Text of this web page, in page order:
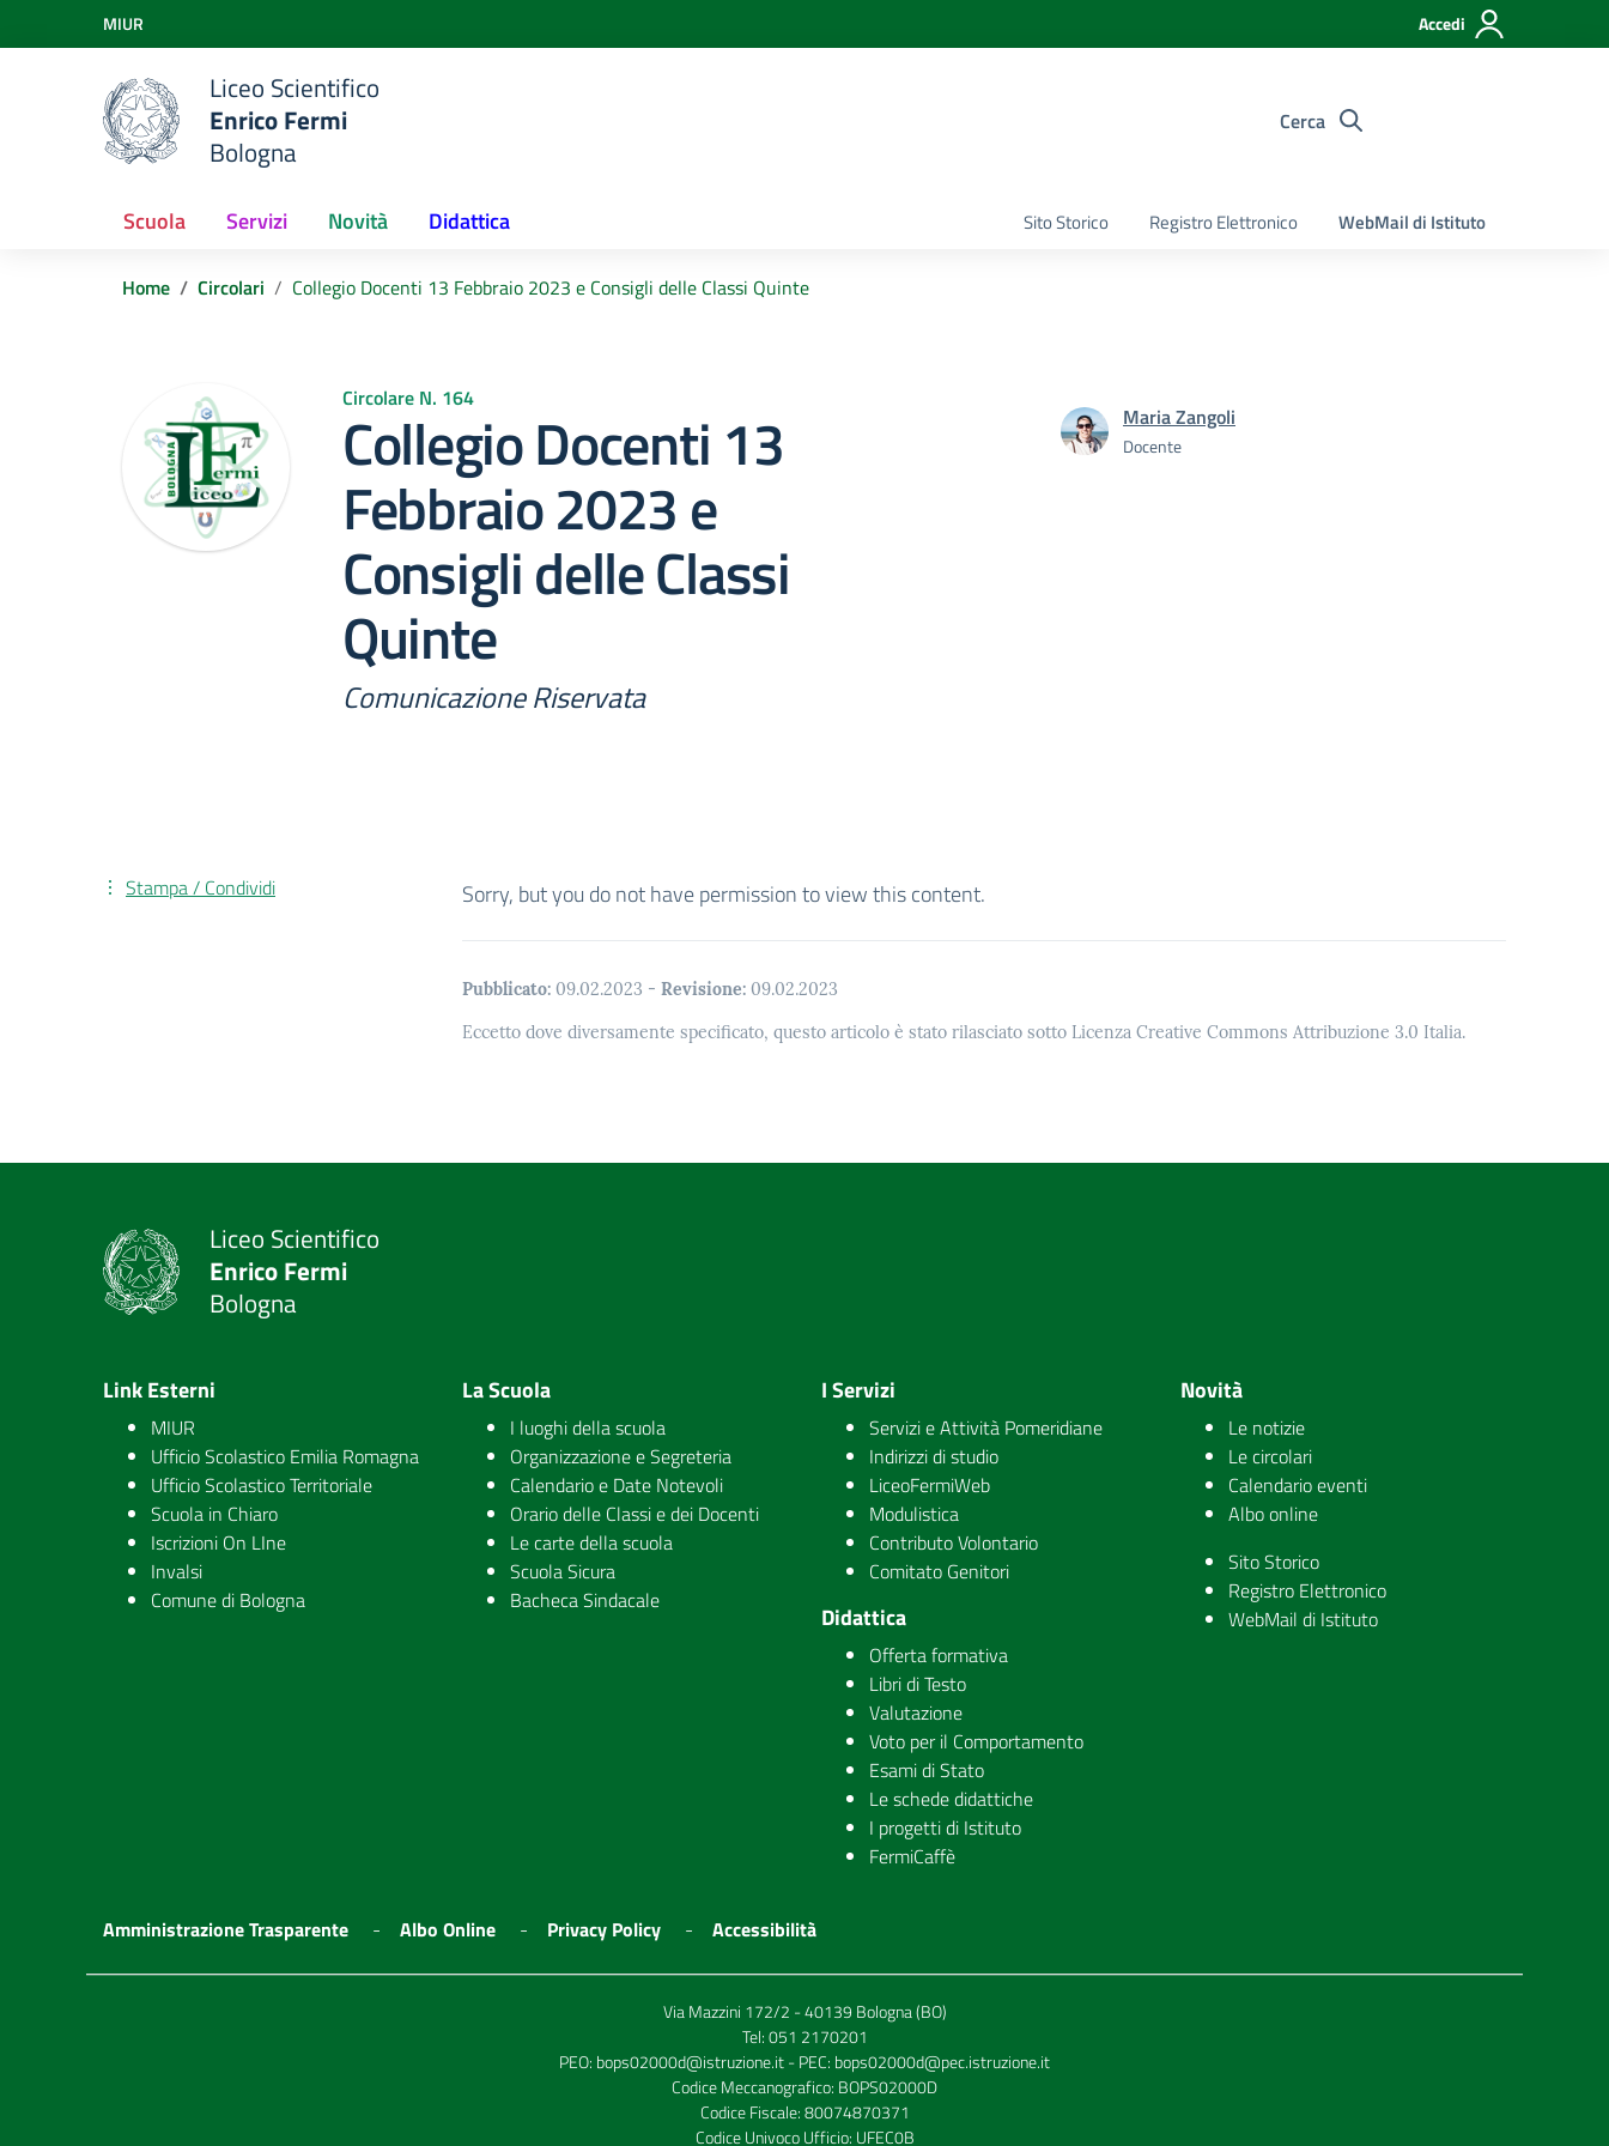
Vai ai contenuti
Vai al menu di navigazione
Vai al footer
MIUR Accedi
Liceo Scientifico
Enrico Fermi
Bologna
Cerca
Sito Storico Registro Elettronico WebMail di Istituto
Scuola Servizi Novità Didattica
Home Circolari Collegio Docenti 13 Febbraio 2023 e Consigli delle Classi Quinte
Circolare N. 164
Collegio Docenti 13
Febbraio 2023 e
Consigli delle Classi
Quinte
Comunicazione Riservata
Maria Zangoli
Docente
Sorry, but you do not have permission to view this content.
Pubblicato: 09.02.2023 - Revisione: 09.02.2023
Eccetto dove diversamente specificato, questo articolo è stato rilasciato sotto Licenza Creative Commons Attribuzione 3.0 Italia.
Stampa / Condividi
Liceo Scientifico
Enrico Fermi
Bologna
Link Esterni
MIUR
Ufficio Scolastico Emilia Romagna
Ufficio Scolastico Territoriale
Scuola in Chiaro
Iscrizioni On LIne
Invalsi
Comune di Bologna
La Scuola
I luoghi della scuola
Organizzazione e Segreteria
Calendario e Date Notevoli
Orario delle Classi e dei Docenti
Le carte della scuola
Scuola Sicura
Bacheca Sindacale
I Servizi
Servizi e Attività Pomeridiane
Indirizzi di studio
LiceoFermiWeb
Modulistica
Contributo Volontario
Comitato Genitori
Didattica
Offerta formativa
Libri di Testo
Valutazione
Voto per il Comportamento
Esami di Stato
Le schede didattiche
I progetti di Istituto
FermiCaffè
Novità
Le notizie
Le circolari
Calendario eventi
Albo online
Sito Storico
Registro Elettronico
WebMail di Istituto
Amministrazione Trasparente Albo Online Privacy Policy Accessibilità
Via Mazzini 172/2 - 40139 Bologna (BO)
Tel:051 2170201
PEO: bops02000d@istruzione.it- PEC: bops02000d@pec.istruzione.it
Codice Meccanografico: BOPS02000D
Codice Fiscale: 80074870371
Codice Univoco Ufficio: UFEC0B